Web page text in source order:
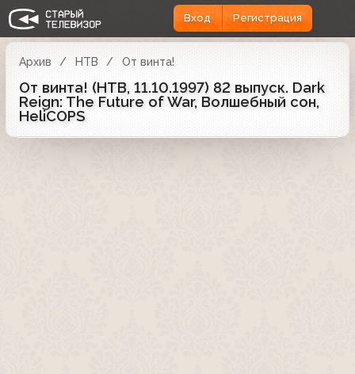
Вход Регистрация
Архив НТВ От винта!
От винта! (НТВ, 11.10.1997) 82 выпуск. Dark
Reign: The Future of War, Волшебный сон,
HeliCOPS